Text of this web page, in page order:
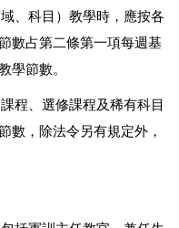
、科目）教學時，應按各
數占第二條第一項每週基
學節數。
程、選修課程及稀有科目
數，除法令另有規定外，